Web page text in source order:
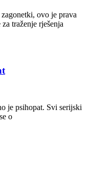
ovo je prava
traženje rješenja
je psihopat. Svi serijski
o